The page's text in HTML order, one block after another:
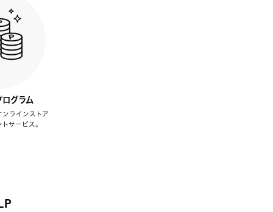
ログラム
ラインストア
サービス。